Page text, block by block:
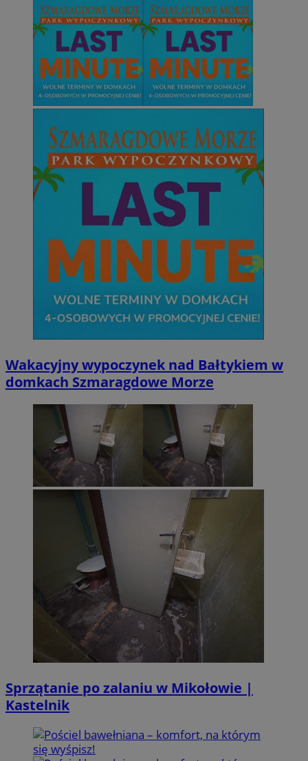
Wakacyjny wypoczynek nad Bałtykiem w
domkach Szmaragdowe Morze
Sprzątanie po zalaniu w Mikołowie |
Kastelnik